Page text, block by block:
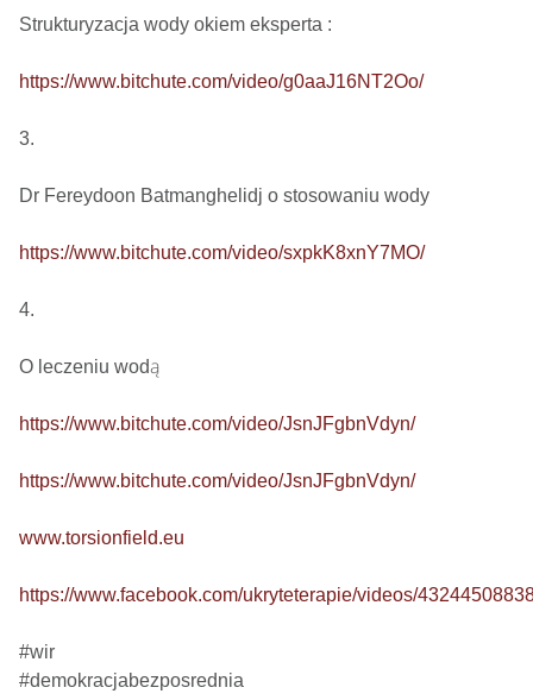
Strukturyzacja wody okiem eksperta :
https://www.bitchute.com/video/g0aaJ16NT2Oo/
3.
Dr Fereydoon Batmanghelidj o stosowaniu wody
https://www.bitchute.com/video/sxpkK8xnY7MO/
4.
O leczeniu wodą
https://www.bitchute.com/video/JsnJFgbnVdyn/
https://www.bitchute.com/video/JsnJFgbnVdyn/
www.torsionfield.eu
https://www.facebook.com/ukryteterapie/videos/
#wir
#demokracjabezposrednia